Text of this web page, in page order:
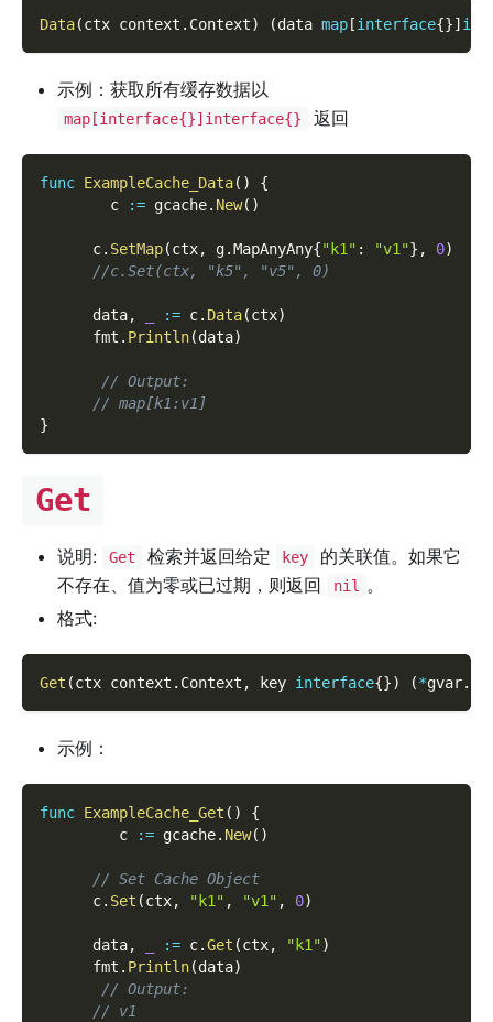
Data(ctx context . Context) (data map [interface{}]
示例：获取所有缓存数据以
map[interface{}]interface{} 返回
func ExampleCache_Data( )
{
        c
:= gcache. New( )
      c
. SetMap(ctx, g.MapAnyAny{"k1" : "v1"} , 0)
//c.Set(ctx, "k5", "v5", 0)
      data
, := c. Data(ctx)
      fmt
. Println(data)
// Output:
// map[k1:v1]
}
Get
说明: Get 检索并返回给定 key
的关联值。如果它
不存在、值为零或已过期，则返回
nil 。
格式:
Get (ctx context . Context , key interface{}) (*gvar.
示例：
func ExampleCache_Get ( )
{
         c
:= gcache. New( )
// Set Cache Object
      c
. Set (ctx, "k1" , "v1" , 0)
      data
, := c.Get (ctx, "k1")
      fmt
. Println(data)
// Output:
// v1